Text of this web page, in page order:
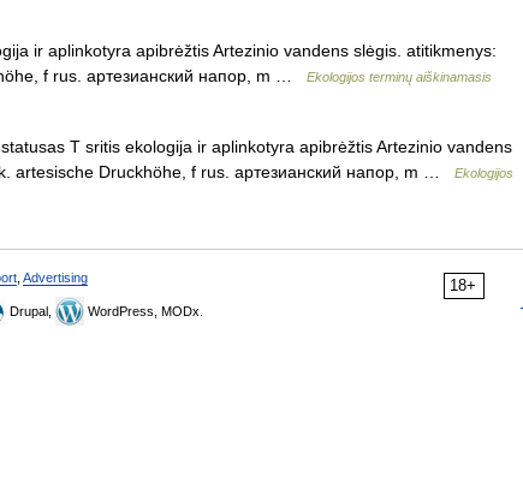
ir aplinkotyra apibrėžtis Artezinio vandens slėgis. atitikmenys:
f rus. артезианский напор, m …
Ekologijos terminų aiškinamasis
T sritis ekologija ir aplinkotyra apibrėžtis Artezinio vandens
artesische Druckhöhe, f rus. артезианский напор, m …
Ekologijos
18+
Advertising
Drupal, WordPress, MODx.